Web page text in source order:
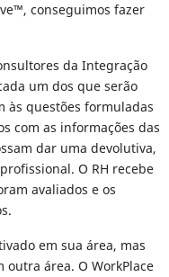
conseguimos fazer
da Integração
um dos que serão
às questões formuladas
com as informações das
dar uma devolutiva,
O RH recebe
avaliados e os
em sua área, mas
área. O WorkPlace